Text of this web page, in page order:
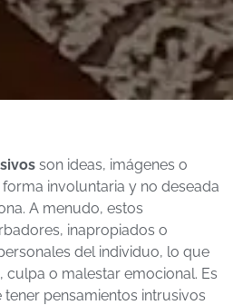
son ideas, imágenes o
involuntaria y no deseada
A menudo, estos
inapropiados o
del individuo, lo que
culpa o malestar emocional. Es
pensamientos intrusivos